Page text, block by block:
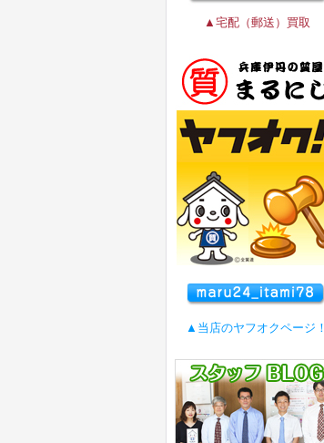
▲宅配（郵送）買取
▲当店のヤフオクページ！